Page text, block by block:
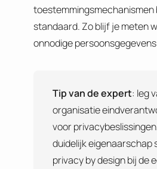
standaard. Zo blijf je meten
onnodige
Tip van de expert: leg
organisatie
voor
duidelijk eigenaarschap
privacy by design bij de